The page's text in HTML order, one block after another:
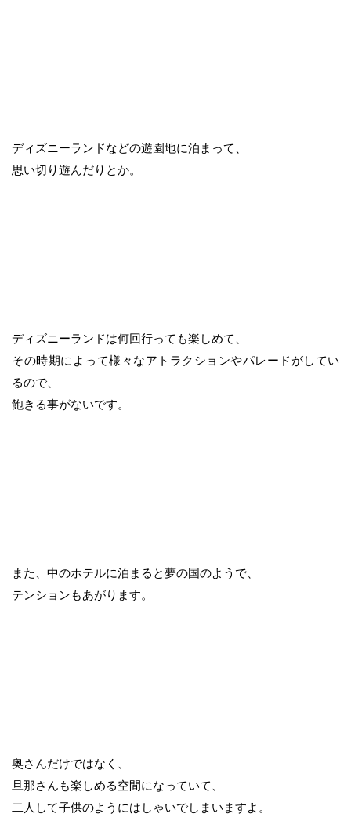
ディズニーランドなどの遊園地に泊まって、
思い切り遊んだりとか。
ディズニーランドは何回行っても楽しめて、
その時期によって様々なアトラクションやパレードがしてい
るので、
飽きる事がないです。
また、中のホテルに泊まると夢の国のようで、
テンションもあがります。
奥さんだけではなく、
旦那さんも楽しめる空間になっていて、
二人して子供のようにはしゃいでしまいますよ。